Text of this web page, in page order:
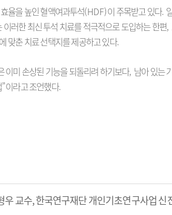
율을 높인 혈액여과투석(HDF)이 주목받고 있다.
러한 최신 투석 치료를 적극적으로 도입하는 한편,
맞춘 치료 선택지를 제공하고 있다.
이미 손상된 기능을 되돌리려 하기보다, 남아 있는
”이라고 조언했다.
우 교수, 한국연구재단 개인기초연구사업 신